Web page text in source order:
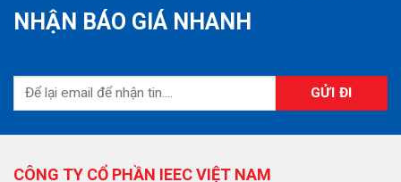
NHẬN BÁO GIÁ NHANH
CÔNG TY CỔ PHẦN IEEC VIỆT NAM